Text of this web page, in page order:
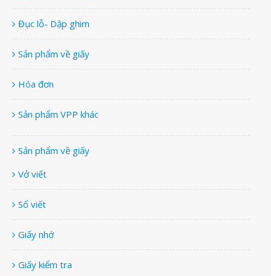
Đục lỗ- Dập ghim
Sản phẩm về giấy
Hóa đơn
Sản phẩm VPP khác
Sản phẩm về giấy
Vở viết
Sổ viết
Giấy nhớ
Giấy kiểm tra